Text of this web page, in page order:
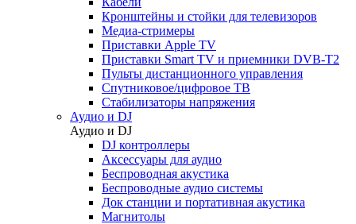
Кронштейны и стойки для телевизоров
Медиа-стримеры
Приставки Apple TV
Приставки Smart TV и приемники DVB-T2
Пульты дистанционного управления
Спутниковое/цифровое ТВ
Стабилизаторы напряжения
Аудио и DJ
Аудио и DJ
DJ контроллеры
Аксессуары для аудио
Беспроводная акустика
Беспроводные аудио системы
Док станции и портативная акустика
Магнитолы